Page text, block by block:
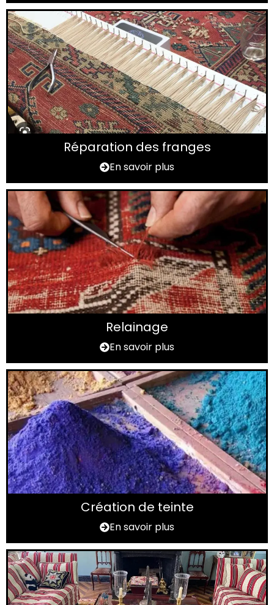
Réparation des franges
En savoir plus
Relainage
En savoir plus
Création de teinte
En savoir plus